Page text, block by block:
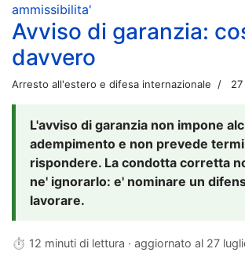
ammissibilita'
Avviso di garanzia:
davvero
Arresto all'estero e difesa internazionale
L'avviso di garanzia non impone
adempimento e non prevede
rispondere. La condotta corretta
ne' ignorarlo: e' nominare un
lavorare.
⏱ 12 minuti di lettura · aggiornato al 27